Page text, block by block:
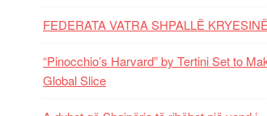
FEDERATA VATRA SHPALLË KRYESINË
“Pinocchio’s Harvard” by Tertini Set to
Global Slice